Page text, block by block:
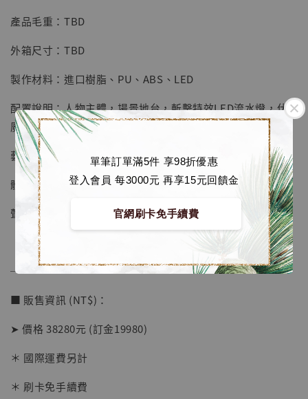
單筆訂單滿5件 享98折優惠
登入會員 每3000元 再享15元回饋金
官網刷卡免手續費
【店內現貨】海賊王 系列蒐藏雕像 布魯克達
NT$ 1,500
- +
產品毛重：TBD
外箱尺寸：TBD
製作材料：進口樹脂、PU、ABS、LED
配置說明：人物主體，場景地台，斬擊特效LED流水燈，伏
魔禦廚子內置LED燈，地台logo內置LED燈
藝術設計：ThreeArtisan
體數：限量499體
聲控功能：說中日文”領域展開”可開燈；說”解”可關燈
──────────────
■ 販售資訊 (NT$)：
➤ 價格 38280元 (訂金19980)
＊ 國際運費另計
＊ 刷卡免手續費